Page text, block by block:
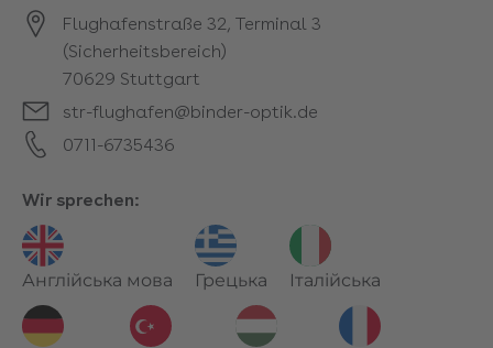
Flughafenstraße 32, Terminal 3
(Sicherheitsbereich)
70629 Stuttgart
str-flughafen@binder-optik.de
0711-6735436
Wir sprechen:
Англійська мова Грецька Італійська